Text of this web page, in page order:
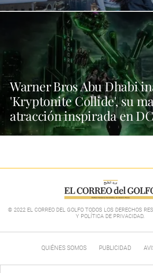
Warner Bros Abu Dhabi
'Kryptonite Collide', su
atracción inspirada en
© 2022 EL CORREO DEL GOLFO TODOS LOS DERECHOS
Y POLÍTICA DE PRIVACIDAD.
QUIÉNES SOMOS PUBLICIDAD